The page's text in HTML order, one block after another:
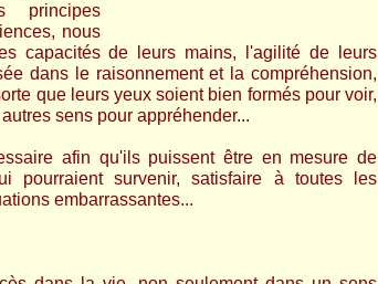
principes
nous
capacités de leurs mains, l'agilité de leurs
dans le raisonnement et la compréhension,
que leurs yeux soient bien formés pour voir,
sens pour appréhender...
afin qu'ils puissent être en mesure de
pourraient survenir, satisfaire à toutes les
embarrassantes...